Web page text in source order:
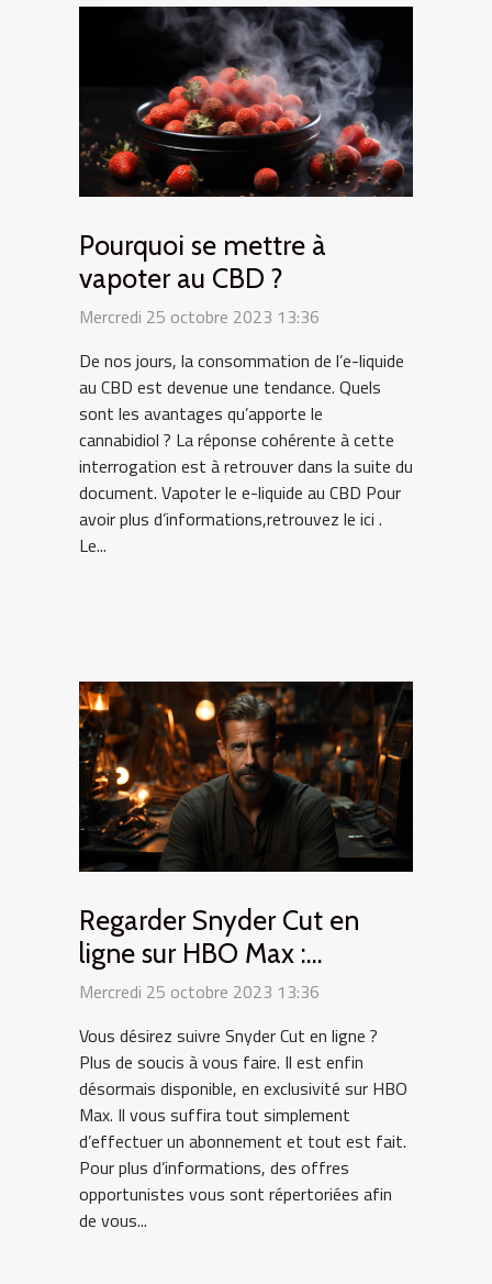
Pourquoi se mettre à
vapoter au CBD ?
Mercredi 25 octobre 2023 13:36
De nos jours, la consommation de l’e-liquide
au CBD est devenue une tendance. Quels
sont les avantages qu’apporte le
cannabidiol ? La réponse cohérente à cette
interrogation est à retrouver dans la suite du
document. Vapoter le e-liquide au CBD Pour
avoir plus d’informations,retrouvez le ici .
Le...
Regarder Snyder Cut en
ligne sur HBO Max :
comment s’y prendre ?
Mercredi 25 octobre 2023 13:36
Vous désirez suivre Snyder Cut en ligne ?
Plus de soucis à vous faire. Il est enfin
désormais disponible, en exclusivité sur HBO
Max. Il vous suffira tout simplement
d’effectuer un abonnement et tout est fait.
Pour plus d’informations, des offres
opportunistes vous sont répertoriées afin
de vous...